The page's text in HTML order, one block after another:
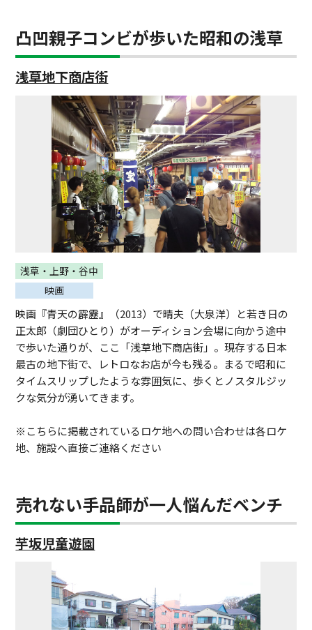
凸凹親子コンビが歩いた昭和の浅草
浅草地下商店街
浅草・上野・谷中
映画
映画『青天の霹靂』（2013）で晴夫（大泉洋）と若き日の
正太郎（劇団ひとり）がオーディション会場に向かう途中
で歩いた通りが、ここ「浅草地下商店街」。現存する日本
最古の地下街で、レトロなお店が今も残る。まるで昭和に
タイムスリップしたような雰囲気に、歩くとノスタルジッ
クな気分が湧いてきます。
※こちらに掲載されているロケ地への問い合わせは各ロケ
地、施設へ直接ご連絡ください
売れない手品師が一人悩んだベンチ
芋坂児童遊園